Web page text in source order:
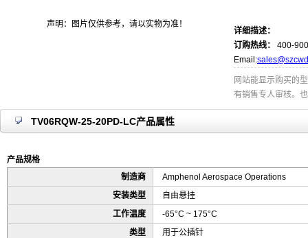
声明：图片仅供参考，请以实物为准！
详细描述：
订购热线：
400-
Email:
网站能显示购买的
有销售专人审核。
TV06RQW-25-20PD-LC产品属性
产品规格
制造商
Amphenol Aerospace Operations
安装类型
自由悬挂
工作温度
-65°C ~ 175°C
类型
用于公插针